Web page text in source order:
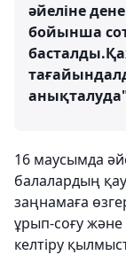
әйеліне
бойынша
16 маусымда
балалардың
заңнамаға
ұрып-соғу және
келтіру